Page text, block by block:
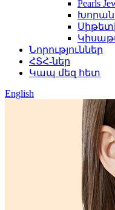
Pearls
Նորություններ
ՀՏՀ-ներ
Կապ մեզ հետ
English